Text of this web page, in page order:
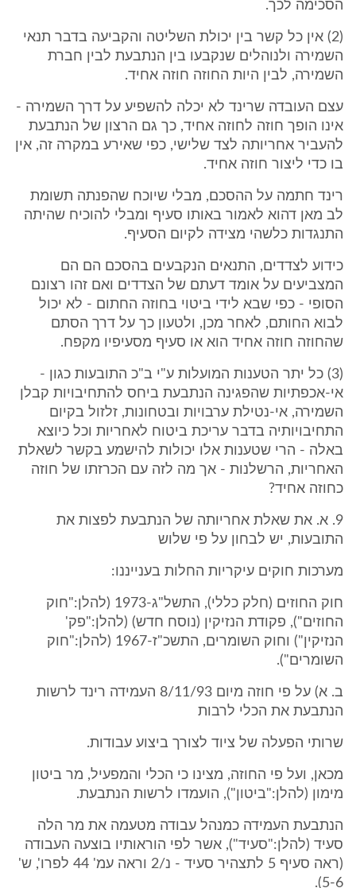
הסכימה לכך.
(2) אין כל קשר בין יכולת השליטה והקביעה בדבר תנאי
השמירה ולנוהלים שנקבעו בין הנתבעת לבין חברת
השמירה, לבין היות החוזה חוזה אחיד.
עצם העובדה שרינד לא יכלה להשפיע על דרך השמירה -
אינו הופך חוזה לחוזה אחיד, כך גם הרצון של הנתבעת
להעביר אחריותה לצד שלישי, כפי שאירע במקרה זה, אין
בו כדי ליצור חוזה אחיד.
רינד חתמה על ההסכם, מבלי שיוכח שהפנתה תשומת
לב מאן דהוא לאמור באותו סעיף ומבלי להוכיח שהיתה
התנגדות כלשהי מצידה לקיום הסעיף.
כידוע לצדדים, התנאים הנקבעים בהסכם הם הם
המצביעים על אומד דעתם של הצדדים ואם זהו רצונם
הסופי - כפי שבא לידי ביטוי בחוזה החתום - לא יכול
לבוא החותם, לאחר מכן, ולטעון כך על דרך הסתם
שהחוזה חוזה אחיד הוא או סעיף מסעיפיו מקפח.
(3) כל יתר הטענות המועלות ע"י ב"כ התובעות כגון -
אי-אכפתיות שהפגינה הנתבעת ביחס להתחיבויות קבלן
השמירה, אי-נטילת ערבויות ובטחונות, זלזול בקיום
התחיבויותיה בדבר עריכת ביטוח לאחריות וכל כיוצא
באלה - הרי שטענות אלו יכולות להישמע בקשר לשאלת
האחריות, הרשלנות - אך מה לזה עם הכרזתו של חוזה
כחוזה אחיד?
9. א. את שאלת אחריותה של הנתבעת לפצות את
התובעות, יש לבחון על פי שלוש
מערכות חוקים עיקריות החלות בענייננו:
חוק החוזים (חלק כללי), התשל"ג-1973 (להלן:"חוק
החוזים"), פקודת הנזיקין (נוסח חדש) (להלן:"פק'
הנזיקין") וחוק השומרים, התשכ"ז-1967 (להלן:"חוק
השומרים").
ב. א) על פי חוזה מיום 8/11/93 העמידה רינד לרשות
הנתבעת את הכלי לרבות
שרותי הפעלה של ציוד לצורך ביצוע עבודות.
מכאן, ועל פי החוזה, מצינו כי הכלי והמפעיל, מר ביטון
מימון (להלן:"ביטון"), הועמדו לרשות הנתבעת.
הנתבעת העמידה כמנהל עבודה מטעמה את מר הלה
סעיד (להלן:"סעיד"), אשר לפי הוראותיו בוצעה העבודה
(ראה סעיף 5 לתצהיר סעיד - נ/2 וראה עמ' 44 לפרו', ש'
5-6).